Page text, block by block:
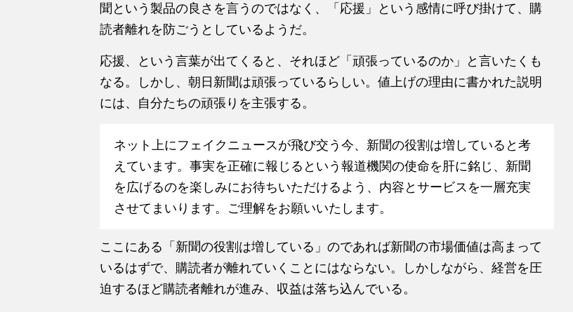
聞という製品の良さを言うのではなく、「応援」という感情に呼び掛けて、購
読者離れを防ごうとしているようだ。
応援、という言葉が出てくると、それほど「頑張っているのか」と言いたくも
なる。しかし、朝日新聞は頑張っているらしい。値上げの理由に書かれた説明
には、自分たちの頑張りを主張する。
ネット上にフェイクニュースが飛び交う今、新聞の役割は増していると考
えています。事実を正確に報じるという報道機関の使命を肝に銘じ、新聞
を広げるのを楽しみにお待ちいただけるよう、内容とサービスを一層充実
させてまいります。ご理解をお願いいたします。
ここにある「新聞の役割は増している」のであれば新聞の市場価値は高まって
いるはずで、購読者が離れていくことにはならない。しかしながら、経営を圧
迫するほど購読者離れが進み、収益は落ち込んでいる。